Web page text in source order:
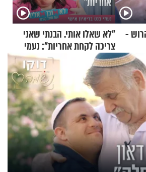
-
"לא שאלו אותי. הבנתי שאני
צריכה לקחת אחריות": נעמי
בנט בריאיון אישי